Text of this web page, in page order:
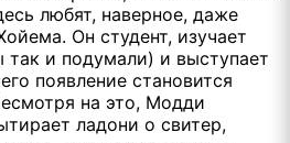
любят, наверное, даже
Он студент, изучает
так и подумали) и выступает
появление становится
на это, Модди
ладони о свитер,